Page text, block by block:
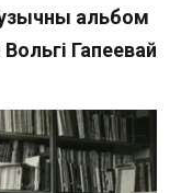
альбом
Гапеевай